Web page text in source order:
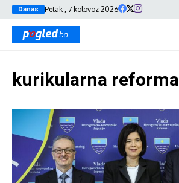
Danas Petak , 7 kolovoz 2026
kurikularna reforma